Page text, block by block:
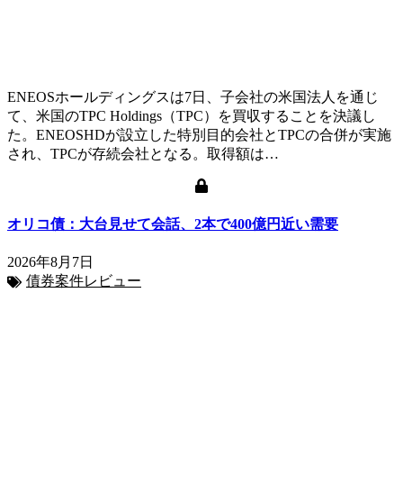
ENEOSホールディングスは7日、子会社の米国法人を通じ
て、米国のTPC Holdings（TPC）を買収することを決議し
た。ENEOSHDが設立した特別目的会社とTPCの合併が実施
され、TPCが存続会社となる。取得額は…
オリコ債：大台見せて会話、2本で400億円近い需要
2026年8月7日
債券案件レビュー